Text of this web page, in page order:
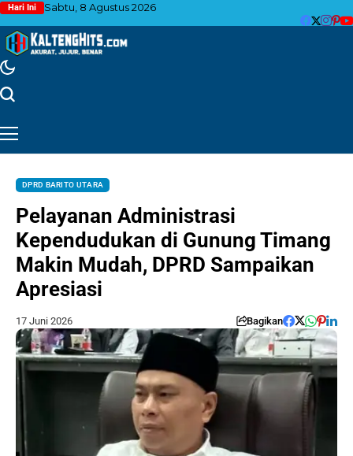
Hari Ini Sabtu, 8 Agustus 2026
DPRD BARITO UTARA
Pelayanan Administrasi
Kependudukan di Gunung Timang
Makin Mudah, DPRD Sampaikan
Apresiasi
17 Juni 2026 Bagikan